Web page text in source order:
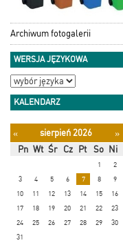
Archiwum fotogalerii
WERSJA JĘZYKOWA
KALENDARZ
« sierpień 2026
»
Pn Wt Śr Cz Pt So Ni
1
2
3
4 5 6 7 8
9
10
11 12 13 14 15
16
17
18 19 20 21 22
23
24
25 26 27 28 29
30
31